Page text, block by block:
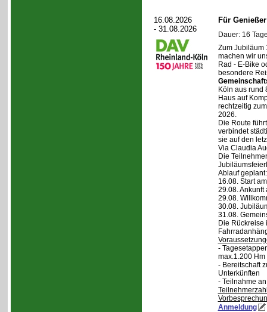
16.08.2026
- 31.08.2026
Für
Dauer: 16
Zum Jubiläum
machen wir
Rad - E-Bike
besondere
Köln aus rund
Haus auf
rechtzeitig
2026.
Die Route
verbindet
sie auf den
Via Claudia
Die
Ablauf geplant:
16.08. Start
29.08. Ankunft
29.08.
30.08.
31.08.
Die Rückreise
-
max.1.200 Hm
- Bereitschaft
Unterkünften
- Teilnahme
Anmeldung